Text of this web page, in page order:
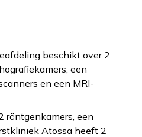
beschikt over 2
een
en een MRI-
röntgenkamers, een
Atossa heeft 2